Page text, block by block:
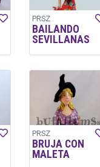
PRSZ
BAILANDO
SEVILLANAS
PRSZ
BRUJA CON
MALETA